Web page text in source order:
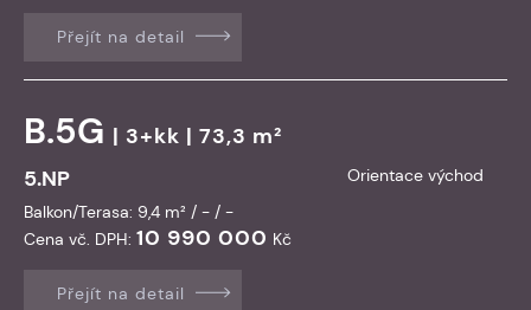
Přejít na detail
B.5G | 3+kk | 73,3 m²
5.NP
Orientace východ
Balkon/Terasa: 9,4 m² / - / -
Cena vč. DPH: 10 990 000 Kč
Přejít na detail